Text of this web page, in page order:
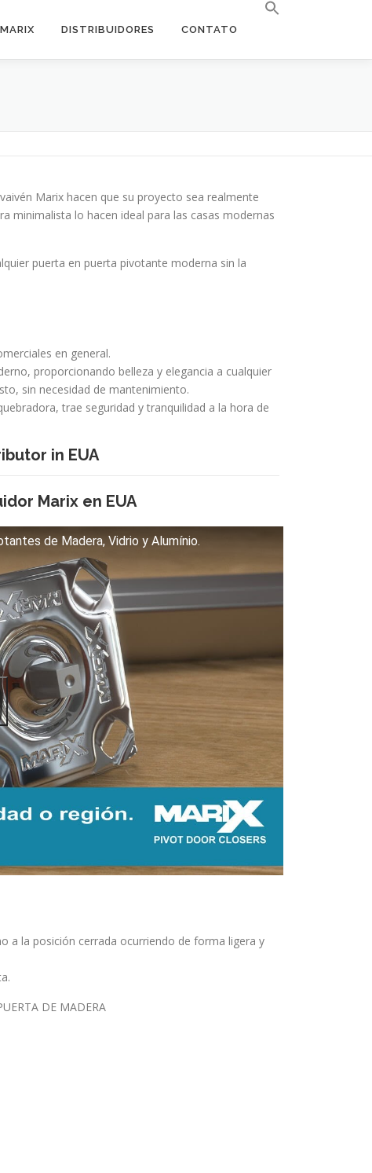
DISTRIBUIDORES CONTATO
Marix hacen que su proyecto sea realmente
minimalista lo hacen ideal para las casas modernas
puerta en puerta pivotante moderna sin la
en general.
proporcionando belleza y elegancia a cualquier
sin necesidad de mantenimiento.
trae seguridad y tranquilidad a la hora de
in EUA
Marix en EUA
de Madera, Vidrio y Alumínio.
a la posición cerrada ocurriendo de forma ligera y
DE MADERA